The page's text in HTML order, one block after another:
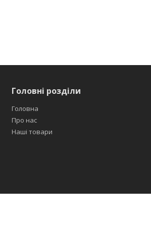
Головні розділи
Головна
Про нас
Наші товари